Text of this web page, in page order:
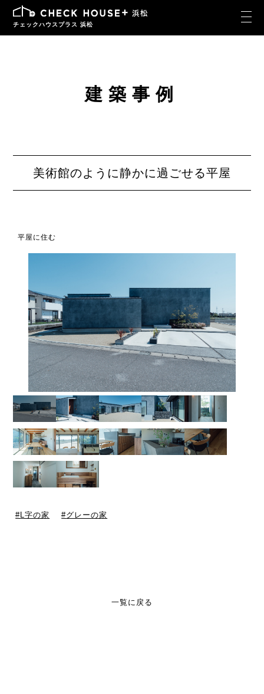
チェックハウスプラス 浜松
建築事例
美術館のように静かに過ごせる平屋
平屋に住む
L字の家 グレーの家
一覧に戻る